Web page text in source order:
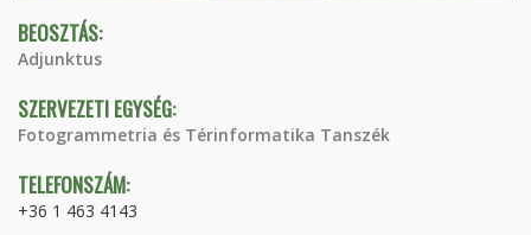
BEOSZTÁS:
Adjunktus
SZERVEZETI EGYSÉG:
Fotogrammetria és Térinformatika Tanszék
TELEFONSZÁM:
+36 1 463 4143